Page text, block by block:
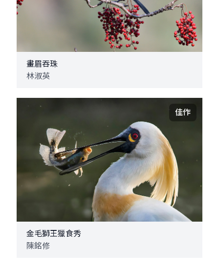
畫眉吞珠
林淑英
佳作
金毛獅王獵食秀
陳銘修